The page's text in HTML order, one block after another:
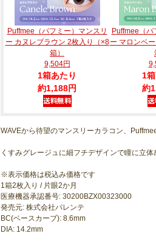
Puffmee（パフミー）マンスリ
ー カヌレブラウン 2枚入り（×8
箱）
9,504円
1箱あたり
約1,188円
Puffmee（パ
ー マロンベ
1
約
WAVEから待望のマンスリーカラコン、
くすみグレージュに細フチデザインで瞳に立体
※表示価格は税込み価格です
1箱2枚入り / 片眼2か月
医療機器承認番号: 30200BZX00323000
発売元: 株式会社パレンテ
BC(ベースカーブ): 8.6mm
DIA: 14.2mm